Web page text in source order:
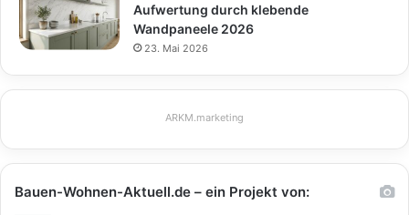
Aufwertung durch klebende
Wandpaneele 2026
23. Mai 2026
ARKM.marketing
Bauen-Wohnen-Aktuell.de – ein Projekt von: